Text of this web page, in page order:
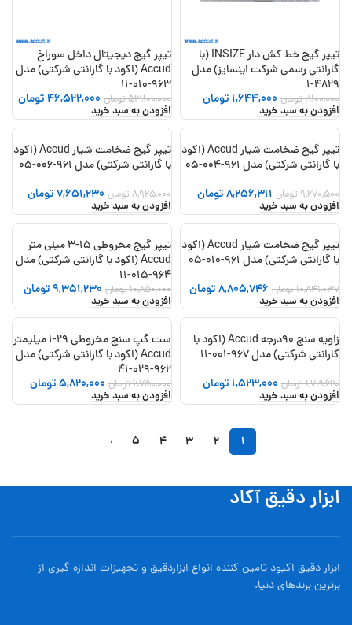
تیپر گیج خط کش دار INSIZE (با
گارانتی رسمی شرکت اینسایز) مدل
4829-1
2,100,000تومان 1,644,000 تومان
افزودن به سبد خرید
تیپر گیج دیجیتال داخل سوراخ
Accud (اکود با گارانتی شرکتی) مدل
963-010-11
53,100,000تومان 46,522,000تومان
افزودن به سبد خرید
-15%
تیپر گیج ضخامت شیار Accud (اکود
با گارانتی شرکتی) مدل 961-004-05
9,670,500تومان 8,256,311تومان
افزودن به سبد خرید
-14%
تیپر گیج ضخامت شیار Accud (اکود
با گارانتی شرکتی) مدل 961-006-05
8,925,000تومان 7,651,230تومان
افزودن به سبد خرید
-19%
تِیپر گیج ضخامت شیار Accud (اکود
با گارانتی شرکتی) مدل 961-010-05
10,841,037تومان 8,805,746تومان
افزودن به سبد خرید
-14%
تیپر گیج مخروطی 15-3 میلی متر
Accud (اکود با گارانتی شرکتی) مدل
964-015-11
10,850,000تومان 9,351,230تومان
افزودن به سبد خرید
-12%
زاویه سنج 90درجه Accud (اکود با
گارانتی شرکتی) مدل 967-001-11
1,721,620تومان 1,523,000 تومان
افزودن به سبد خرید
-14%
ست گپ سنج مخروطی 29-1 میلیمتر
Accud (اکود با گارانتی شرکتی) مدل
962-029-41
6,750,000تومان 5,820,000تومان
افزودن به سبد خرید
1
2
3
4
5
→
ابزار دقیق آکاد
ابزار دقیق اکیود تامین کننده انواع ابزاردقيق و تجهيزات اندازه گیری از
برترین برندهای دنیا.